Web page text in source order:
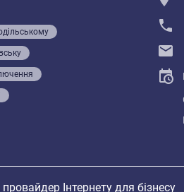
Інтернету для бізнесу